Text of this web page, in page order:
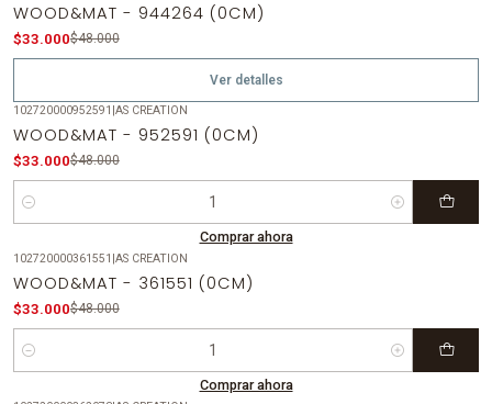
Agotado
WOOD&MAT - 944264 (0CM)
$33.000$48.000
Ver detalles
102720000952591 |AS CREATION
WOOD&MAT - 952591 (0CM)
$33.000$48.000
Cantidad
Comprar ahora
102720000361551 |AS CREATION
WOOD&MAT - 361551 (0CM)
$33.000$48.000
Cantidad
Comprar ahora